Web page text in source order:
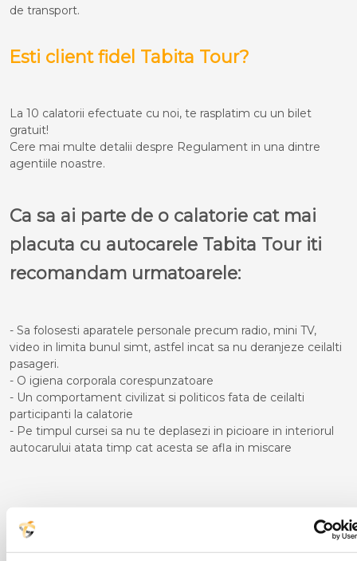
de transport.
Esti client fidel Tabita Tour?
La 10 calatorii efectuate cu noi, te rasplatim cu un bilet
gratuit!
Cere mai multe detalii despre Regulament in una dintre
agentiile noastre.
Ca sa ai parte de o calatorie cat mai
placuta cu autocarele Tabita Tour iti
recomandam urmatoarele:
- Sa folosesti aparatele personale precum radio, mini TV,
video in limita bunul simt, astfel incat sa nu deranjeze ceilalti
pasageri.
- O igiena corporala corespunzatoare
- Un comportament civilizat si politicos fata de ceilalti
participanti la calatorie
- Pe timpul cursei sa nu te deplasezi in picioare in interiorul
autocarului atata timp cat acesta se afla in miscare
Curse din Romania catre
LANCON PROVENCE: